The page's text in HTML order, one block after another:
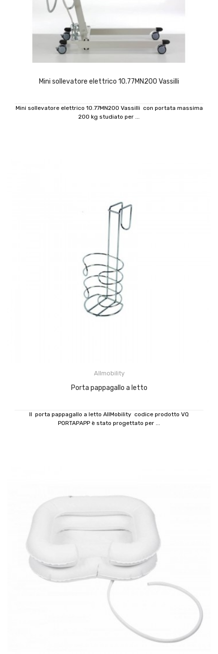
Mini sollevatore elettrico 10.77MN200 Vassilli
Mini sollevatore elettrico 10.77MN200 Vassilli con portata massima
200 kg studiato per ...
Allmobility
Porta pappagallo a letto
Il porta pappagallo a letto AllMobility codice prodotto VQ
PORTAPAPP è stato progettato per ...